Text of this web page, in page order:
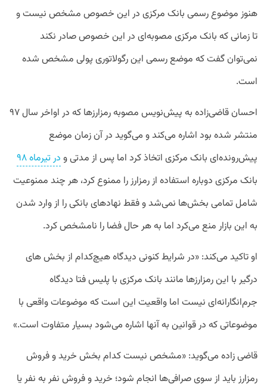
هنوز موضوعرسمی بانک مرکزی در این خصوص مشخص نیستو
تا زمانیکه بانک مرکزی مصوبه‌ای در این خصوصصادر نکند
نمی‌توانگفتکه موضعرسمی اینرگولاتوری پولی مشخص شده
است.
احسانقاضی‌زاده به پیش‌نویس مصوبهرمزارزها که در اواخر سال۹۷
منتشر شده بود اشاره می‌کندو می‌گوید درآنزمان موضع
پیش‌رونده‌ای بانک مرکزی اتخاذکرد اما پس از مدتی و در تیرماه ۹۸
بانک مرکزی دوباره استفاده از رمزارز را ممنوع کرد، هر چند ممنوعیت
شامل تمامی بخش‌ها نمی‌شدوفقط نهادهای بانکیرا ازوارد شدن
به این بازار منع می‌کرد اما بههر حالفضا را نامشخصکرد.
اوتاکید می‌کند: «در شرایطکنونی دیدگاههیچ‌کدام از بخشهای
درگیر با اینرمزارزها مانند بانک مرکزی با پلیسفتا دیدگاه
جرم‌انگارانه‌ای نیست اما واقعیت این استکه موضوعاتواقعی با
موضوعاتیکه درقوانین بهآنها اشاره می‌شود بسیار متفاوت است.»
قاضیزاده می‌گوید: «مشخص نیستکدام بخش خریدوفروش
رمزارز باید از سویصرافی‌ها انجام شود؛ خریدوفروش نفر به نفریا